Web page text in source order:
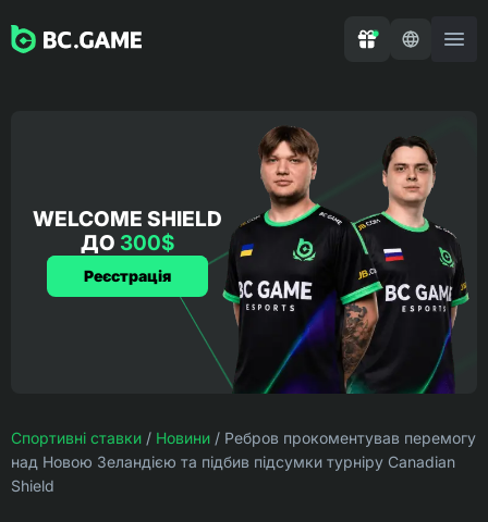
WELCOME SHIELD
ДО 300$
Реєстрація
Спортивні ставки / Новини / Ребров прокоментував перемогу
над Новою Зеландією та підбив підсумки турніру Canadian
Shield